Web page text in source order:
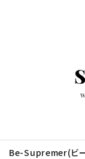
Be-Supremer(ビー